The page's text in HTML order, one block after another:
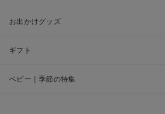
お出かけグッズ
ギフト
ベビー｜季節の特集